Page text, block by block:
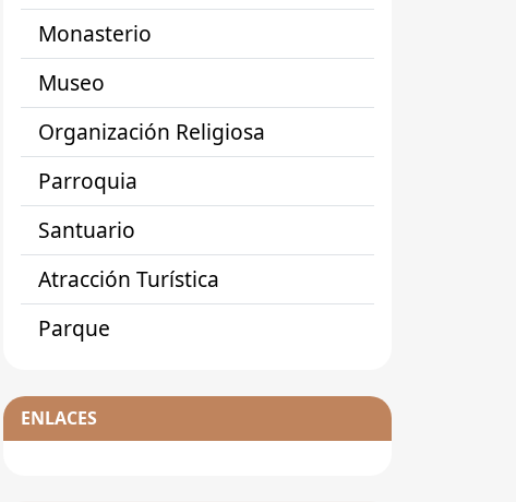
Monasterio
Museo
Organización Religiosa
Parroquia
Santuario
Atracción Turística
Parque
ENLACES